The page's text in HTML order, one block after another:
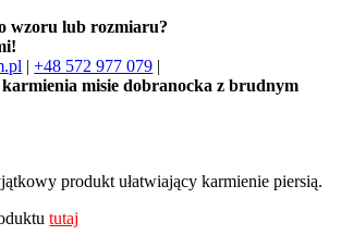
wzoru lub rozmiaru?
|+48 572 977 079 |
misie dobranocka z brudnym
produkt ułatwiający karmienie piersią.
tutaj